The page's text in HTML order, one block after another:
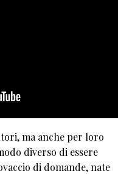
ma anche per loro
diverso di essere
di domande, nate